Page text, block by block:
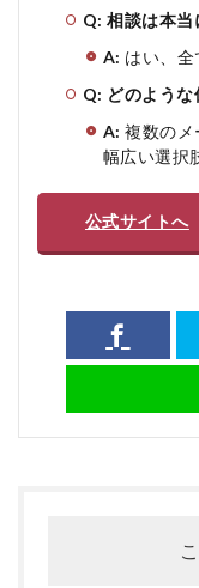
Q: 相談は本当
A: はい、全
Q: どのような
A: 複数のメ
幅広い選択
公式サイトへ